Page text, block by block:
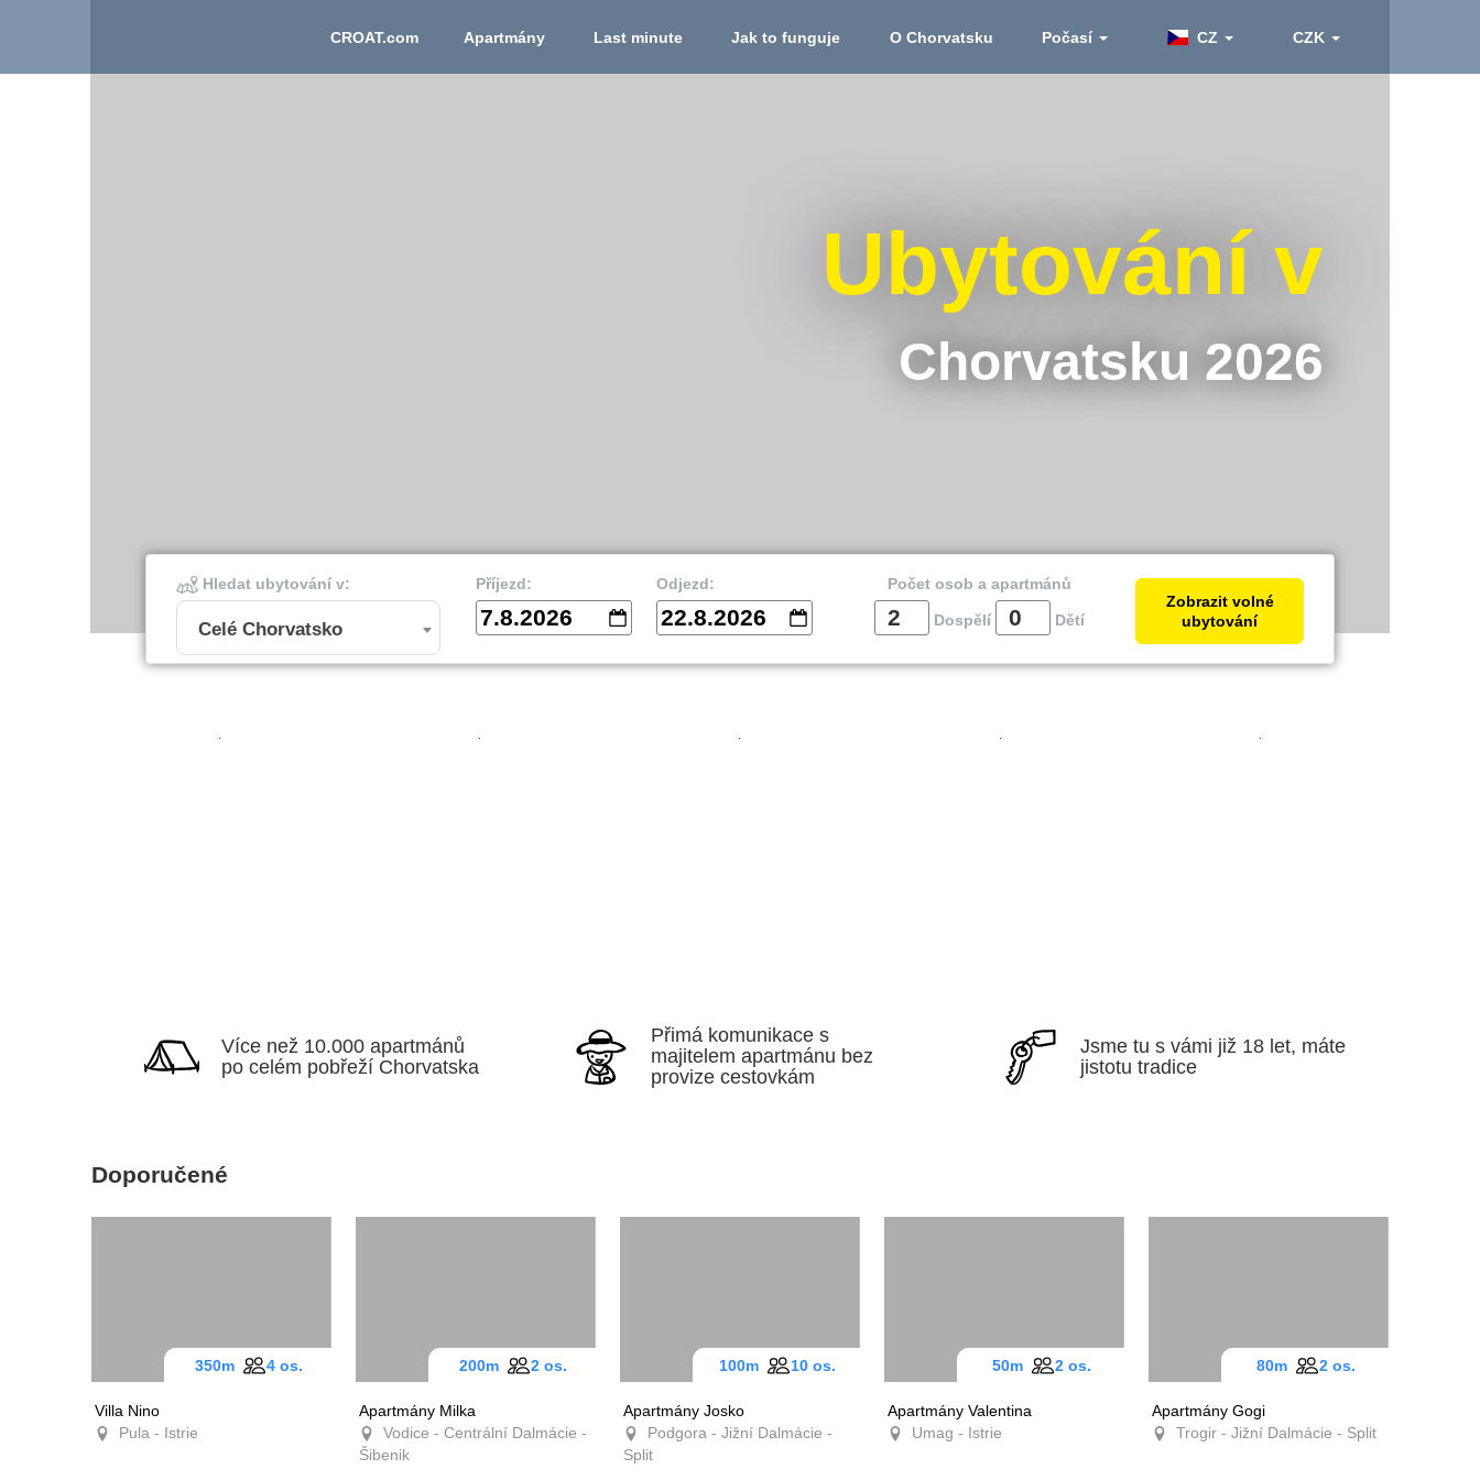
CROAT.com Apartmány Last minute Jak to funguje O Chorvatsku Počasí CZ CZK
Ubytování v
Chorvatsku 2026
Hledat ubytování v:
Celé Chorvatsko
Příjezd:
7.8.2026
Odjezd:
22.8.2026
Počet osob a apartmánů
Dospělí
Dětí
Zobrazit volné
ubytování
Více než 10.000
apartmánů po celém
pobřeží Chorvatska
Přimá komunikace s
majitelem apartmánu bez
provize cestovkám
Jsme tu s vámi již 18 let,
máte jistotu tradice
Doporučené
Villa Nino
Pula - Istrie
350m 4 os.
Apartmány Milka
Vodice - Centrální
Dalmácie - Šibenik
200m 2 os.
Apartmány Josko
Podgora - Jižní Dalmácie -
Split
100m 10 os.
Apartmány Valentina
Umag - Istrie
50m 2 os.
Apartmány Gogi
Trogir - Jižní Dalmácie -
80m 2 os.